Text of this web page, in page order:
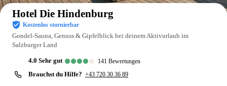
Hotel Die Hindenburg
Kostenlos stornierbar
Gondel-Sauna, Genuss & Gipfelblick bei deinem Aktivurlaub im
Salzburger Land
4.0 sehr gut 141 Bewertungen
Brauchst du Hilfe? +43 720 30 36 89